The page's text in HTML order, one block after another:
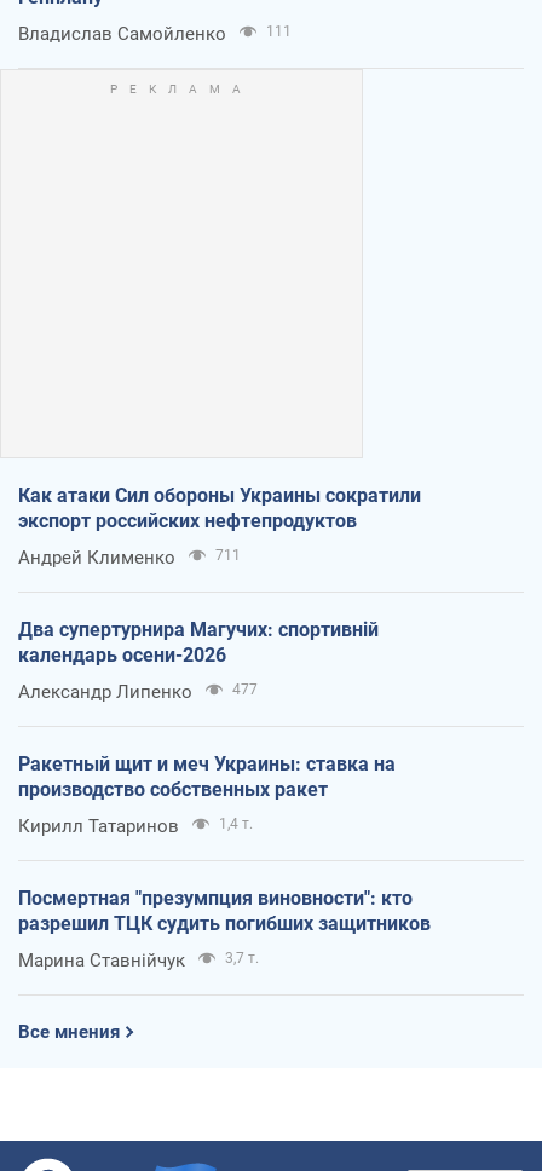
Владислав Самойленко 111
Как атаки Сил обороны Украины сократили
экспорт российских нефтепродуктов
Андрей Клименко 711
Два супертурнира Магучих: спортивній
календарь осени-2026
Александр Липенко 477
Ракетный щит и меч Украины: ставка на
производство собственных ракет
Кирилл Татаринов 1,4 т.
Посмертная "презумпция виновности": кто
разрешил ТЦК судить погибших защитников
Марина Ставнійчук 3,7 т.
Все мнения